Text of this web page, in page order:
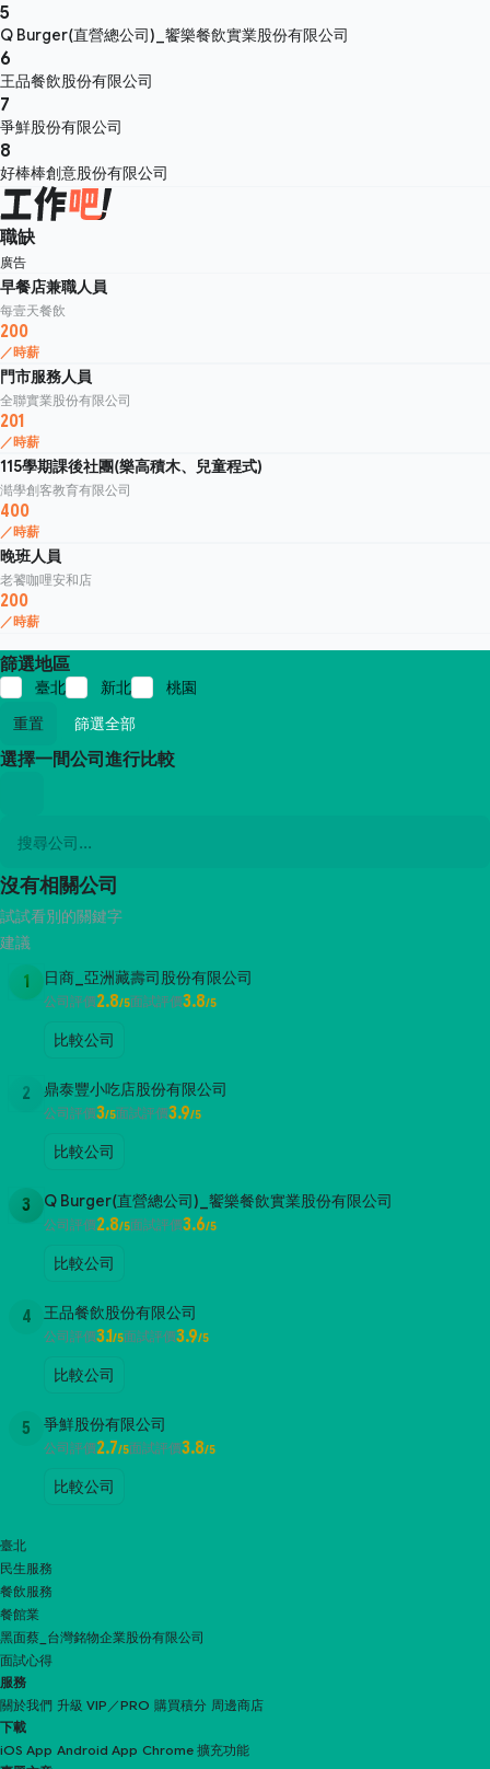
5
Q Burger(直營總公司)_饗樂餐飲實業股份有限公司
6
王品餐飲股份有限公司
7
爭鮮股份有限公司
8
好棒棒創意股份有限公司
職缺
廣告
早餐店兼職人員
每壹天餐飲
200
／時薪
門市服務人員
全聯實業股份有限公司
201
／時薪
115學期課後社團(樂高積木、兒童程式)
澔學創客教育有限公司
400
／時薪
晚班人員
老饕咖哩安和店
200
／時薪
篩選地區
臺北 新北
桃園
重置
篩選全部
選擇一間公司進行比較
沒有相關公司
試試看別的關鍵字
建議
1 日商_亞洲藏壽司股份有限公司
公司評價2.8/5面試評價3.8/5
比較公司
2 鼎泰豐小吃店股份有限公司
公司評價3/5面試評價3.9/5
比較公司
3 Q Burger(直營總公司)_饗樂餐飲實業股份有限公司
公司評價2.8/5面試評價3.6/5
比較公司
4 王品餐飲股份有限公司
公司評價3.1/5面試評價3.9/5
比較公司
5 爭鮮股份有限公司
公司評價2.7/5面試評價3.8/5
比較公司
臺北
民生服務
餐飲服務
餐館業
黑面蔡_台灣銘物企業股份有限公司
面試心得
服務
關於我們 升級 VIP／PRO 購買積分 周邊商店
下載
iOS App Android App Chrome 擴充功能